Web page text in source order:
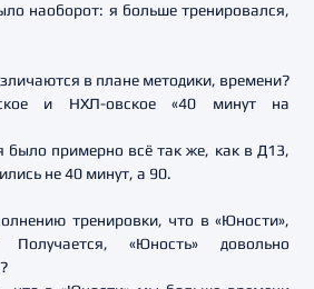
наоборот: я больше тренировался,
в плане методики, времени?
и НХЛ-овское «40 минут на
было примерно всё так же, как в Д13,
не 40 минут, а 90.
тренировки, что в «Юности»,
«Юность» довольно